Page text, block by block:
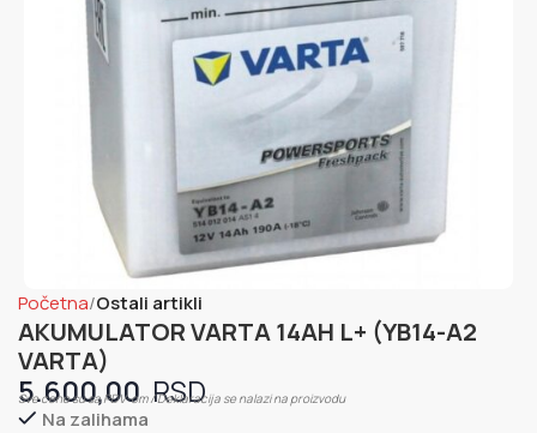
Početna Ostali artikli
AKUMULATOR VARTA 14AH L+ (YB14-A2
VARTA)
5.600,00
Sve cene su sa PDV-om / Deklaracija se nalazi na proizvodu
Na zalihama